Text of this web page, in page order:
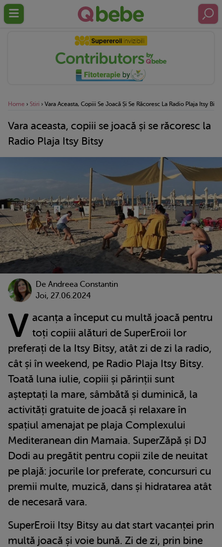
Home › Stiri › Vara Aceasta, Copiii Se Joacă Și Se Răcoresc La Radio Plaja Itsy Bitsy
Vara aceasta, copiii se joacă și se răcoresc la
Radio Plaja Itsy Bitsy
De Andreea Constantin
Joi, 27.06.2024
V acanța a început cu multă joacă pentru
toți copiii alături de SuperEroii lor
preferați de la Itsy Bitsy, atât zi de zi la radio,
cât și în weekend, pe Radio Plaja Itsy Bitsy.
Toată luna iulie, copiii și părinții sunt
așteptați la mare, sâmbătă și duminică, la
activități gratuite de joacă și relaxare în
spațiul amenajat pe plaja Complexului
Mediteranean din Mamaia. SuperZăpă și DJ
Dodi au pregătit pentru copii zile de neuitat
pe plajă: jocurile lor preferate, concursuri cu
premii multe, muzică, dans și hidratarea atât
de necesară vara.
SuperEroii Itsy Bitsy au dat start vacanței prin
multă joacă și voie bună. Zi de zi, prin bine